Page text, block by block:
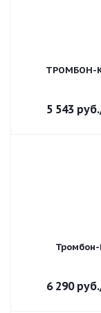
ТРОМБОН-
5 543руб.
6 290руб.